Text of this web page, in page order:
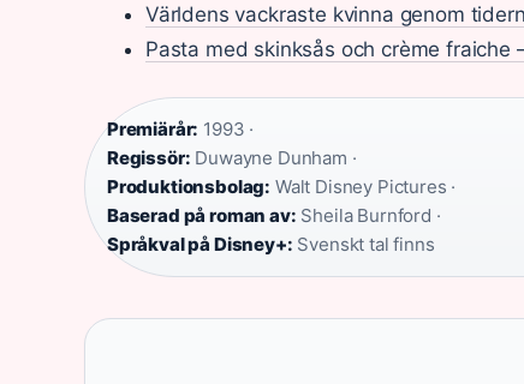
Världens vackraste kvinna genom
Pasta med skinksås och crème fraiche
Premiärår: 1993 ·
Regissör: Duwayne Dunham ·
Produktionsbolag: Walt Disney Pictures ·
Baserad på roman av: Sheila Burnford ·
Språkval på Disney+: Svenskt tal finns